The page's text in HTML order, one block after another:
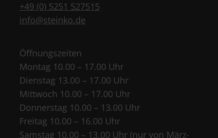
+49 (0) 5251 527515
info@steinko.de
Öffnungszeiten
Montag 10.00 – 17.00 Uhr
Dienstag 13.00 – 17.00 Uhr
Mittwoch 10.00 – 17.00 Uhr
Donnerstag 10.00 – 13.00 Uhr
Freitag 10.00 – 16.00 Uhr
Samstag 10.00 – 13.00 Uhr (nur von März-